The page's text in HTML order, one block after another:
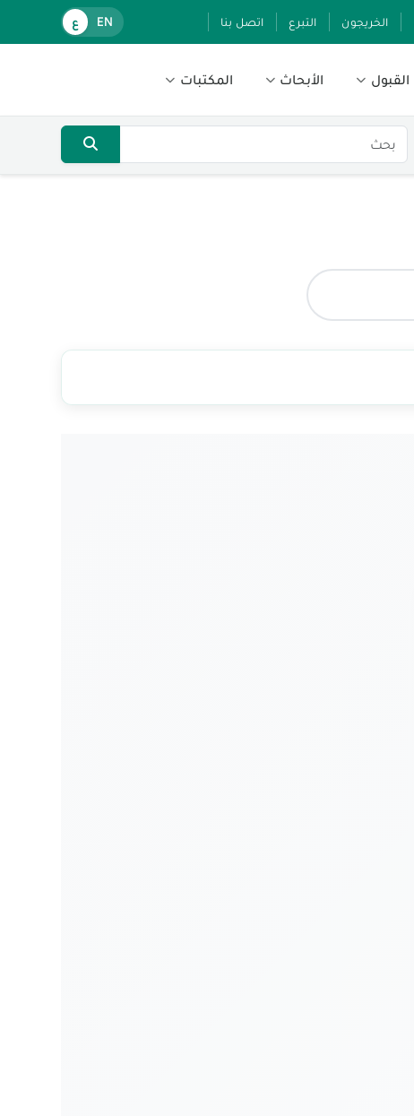
الخريجون التبرع اتصل بنا EN ع
القبول الأبحاث المكتبات